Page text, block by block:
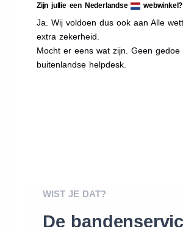
Zijn jullie een Nederlandse webwinkel?
Ja. Wij voldoen dus ook aan Alle
extra zekerheid.
Mocht er eens wat zijn. Geen gedoe
buitenlandse helpdesk.
WIST JE DAT?
De